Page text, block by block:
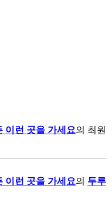
이런 곳을 가세요의 최원
이런 곳을 가세요의 두루